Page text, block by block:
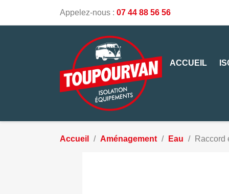
Appelez-nous : 07 44 88 56 56
ACCUEIL
Accueil Aménagement Eau Raccord